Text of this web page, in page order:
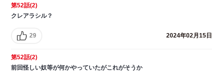
第52話(2)
クレアラシル？
29 2024年02月15日
第52話(2)
前回怪しい奴等が何かやっていたがこれがそうか